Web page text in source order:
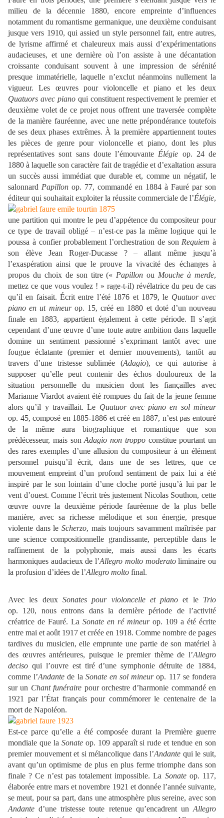
milieu de la décennie 1880, encore empreinte d’influences
notamment du romantisme germanique, une deuxième conduisant
jusque vers 1910, qui assied un style personnel fait, entre autres,
de lyrisme affirmé et chaleureux mais aussi d’expérimentations
audacieuses, et une dernière où l’on assiste à une décantation
croissante conduisant souvent à une impression de sérénité
presque immatérielle, laquelle n’exclut néanmoins nullement la
vigueur. Les œuvres pour violoncelle et piano et les deux
Quatuors avec pianoqui constituent respectivement le premier et
deuxième volet de ce projet nous offrent une traversée complète
de la manière fauréenne, avec une nette prépondérance toutefois
de ses deux phases extrêmes. À la première appartiennent toutes
les pièces de genre pour violoncelle et piano, dont les plus
représentatives sont sans doute l’émouvante Élégie op. 24 de
1880 à laquelle son caractère fait de tragédie et d’exaltation assura
un succès aussi immédiat que durable et, comme un négatif, le
salonnard Papillon op. 77, commandé en 1884 à Fauré par son
éditeur qui souhaitait exploiter la réussite commerciale de l’Élégie,
une partition qui montre le peu d’appétence du compositeur pour
ce type de travail obligé – n’est-ce pas la même logique qui le
poussa à confier probablement l’orchestration de son Requiem à
son élève Jean Roger-Ducasse ? – allant même jusqu’à
l’exaspération ainsi que le prouve la vivacité des échanges à
propos du choix de son titre (« Papillon ou Mouche à merde,
mettez ce que vous voulez ! » rage-t-il) révélatrice du peu de cas
qu’il en faisait. Écrit entre l’été 1876 et 1879, le Quatuor avec
piano en ut mineurop. 15, créé en 1880 et doté d’un nouveau
finale en 1883, appartient également à cette période. Il s’agit
cependant d’une œuvre d’une toute autre ambition dans laquelle
domine un sentiment passionné s’exprimant tantôt avec une
fougue éclatante (premier et dernier mouvements), tantôt au
travers d’une tristesse sublimée (Adagio), ce qui autorise à
supposer qu’elle peut contenir des échos douloureux de la
situation personnelle du musicien dont les fiançailles avec
Marianne Viardot avaient été rompues du fait de la jeune femme
alors qu’il y travaillait. Le Quatuor avec piano en sol mineur
op. 45, composé en 1885-1886 et créé en 1887, n’est pas entouré
de la même aura biographique et romantique que son
prédécesseur, mais sonAdagio non troppoconstitue pourtant un
des rares exemples d’une allusion du compositeur à un élément
personnel puisqu’il écrit, dans une de ses lettres, que ce
mouvement empreint d’un profond sentiment de paix lui a été
inspiré par le son lointain d’une cloche porté jusqu’à lui par le
vent d’ouest. Comme l’écrit très justement Nicolas Southon, cette
œuvre ouvre la deuxième période fauréenne de la plus belle
manière, avec sa richesse mélodique et son énergie, presque
violente dans le Scherzo, mais toujours savamment maîtrisée par
une science compositionnelle grandissante, perceptible dans le
raffinement de la polyphonie, mais aussi dans les écarts
harmoniques audacieux de l’Allegro molto moderatoliminaire ou
la profusion d’idées de l’Allegro molto final.
Avec les deux Sonates pour violoncelle et piano et le Trio
op. 120, nous entrons dans la dernière période de l’activité
créatrice de Fauré. La Sonate en ré mineurop. 109 a été écrite
entre mai et août 1917 et créée en 1918. Comme nombre de pages
tardives du musicien, elle emprunte une partie de son matériel à
des œuvres antérieures, puisque le premier thème de l’Allegro
deciso qui l’ouvre est tiré d’une symphonie détruite de 1884,
comme l’Andante de la Sonate en sol mineurop. 117 se fondera
sur un Chant funéraire pour orchestre d’harmonie commandé en
1921 par l’État français pour commémorer le centenaire de la
mort de Napoléon.
Est-ce parce qu’elle a été composée durant la Première guerre
mondiale que la Sonateop. 109 apparaît si rude et tendue en son
premier mouvement et si mélancolique dans l’Andante qui le suit,
avant qu’un optimisme de plus en plus ferme triomphe dans son
finale ? Ce n’est pas totalement impossible. La Sonateop. 117,
élaborée entre mars et novembre 1921 et donnée l’année suivante,
se meut, pour sa part, dans une atmosphère plus sereine, avec son
Andante d’une tristesse toute retenue qu’encadrent un Allegro